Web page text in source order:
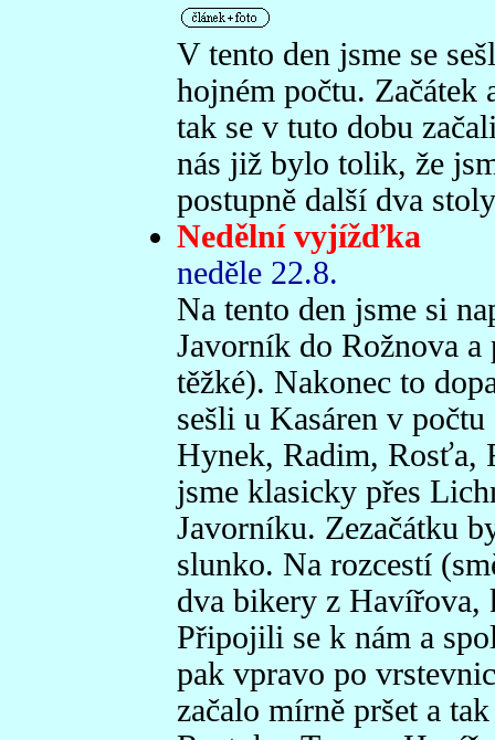
V tento den jsme se
hojném počtu. Začátek
tak se v tuto dobu
nás již bylo tolik, že
postupně další dva
Nedělní vyjížďka
neděle 22.8.
Na tento den jsme si
Javorník do Rožnova
těžké). Nakonec to
sešli u Kasáren v
Hynek, Radim, Rosťa,
jsme klasicky přes
Javorníku. Zezačátku
slunko. Na rozcestí
dva bikery z Havířova,
Připojili se k nám a
pak vpravo po
začalo mírně pršet a